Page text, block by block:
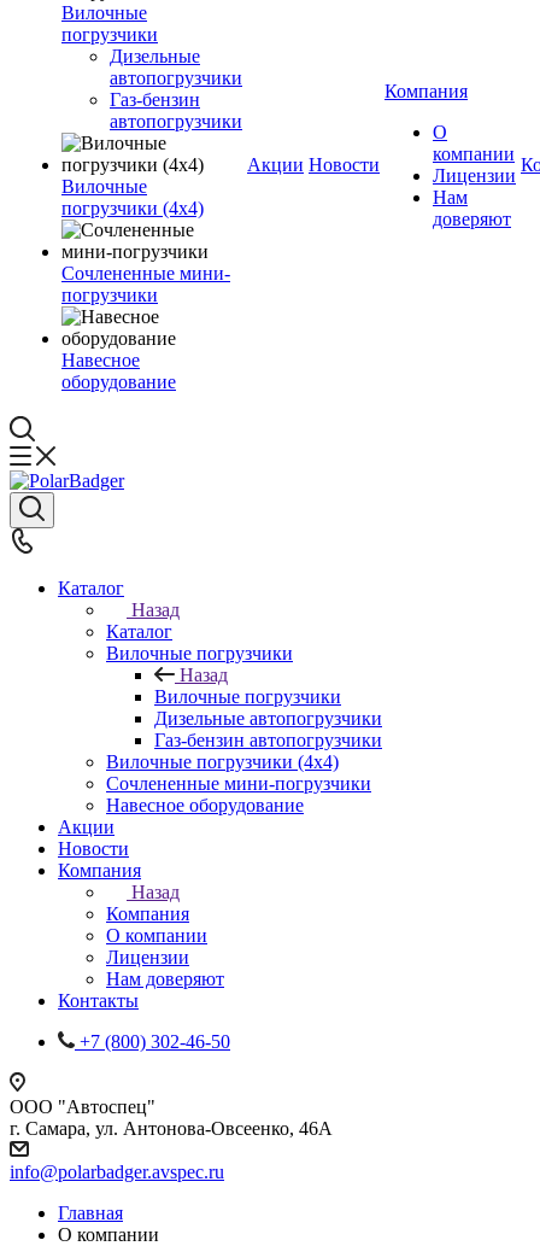
Вилочные
погрузчики
Дизельные
автопогрузчики
Газ-бензин
автопогрузчики
Вилочные
погрузчики (4х4)
Сочлененные мини-
погрузчики
Навесное
оборудование
Акции Новости
Компания
О
компании
Лицензии
Нам
доверяют
Каталог
Назад
Каталог
Вилочные погрузчики
Назад
Вилочные погрузчики
Дизельные автопогрузчики
Газ-бензин автопогрузчики
Вилочные погрузчики (4х4)
Сочлененные мини-погрузчики
Навесное оборудование
Акции
Новости
Компания
Назад
Компания
О компании
Лицензии
Нам доверяют
Контакты
+7 (800) 302-46-50
ООО "Автоспец"
г. Самара, ул. Антонова-Овсеенко, 46А
info@polarbadger.avspec.ru
Главная
О компании